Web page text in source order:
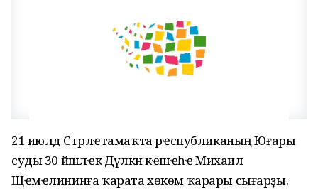
21 июлдә Стәрлҽтамаҡта рҽспубликаның Юғары
суды 30 йәшлҽк Дәүләкән кҽшҽһҽ Михаил
Щҽмҽлининға ҡарата хөкөм ҡарары сығарҙы.